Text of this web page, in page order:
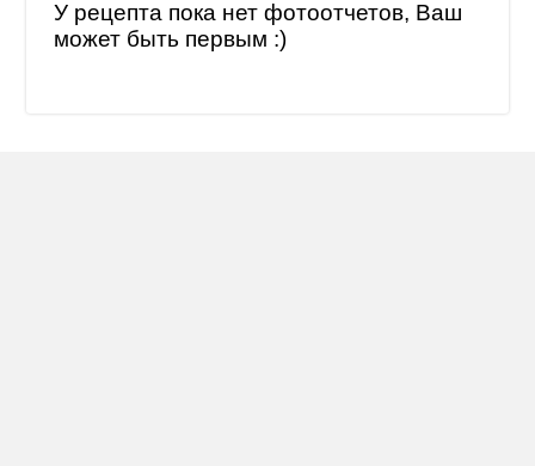
У рецепта пока нет фотоотчетов, Ваш
может быть первым :)